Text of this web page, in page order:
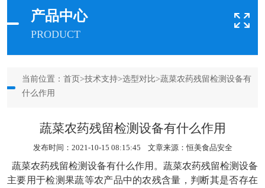
产品中心
PRODUCT
当前位置： 首页 >技术支持>选型对比>蔬菜农药残留检测设备有
什么作用
蔬菜农药残留检测设备有什么作用
发布时间：2021-10-15 08:15:45 文章来源：恒美食品安全
蔬菜农药残留检测设备有什么作用。蔬菜农药残留检测设备
主要用于检测果蔬等农产品中的农残含量，判断其是否存在